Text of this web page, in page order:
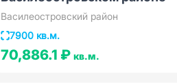
Василеостровский район
7900 кв.м.
70,886.1 ₽кв.м.